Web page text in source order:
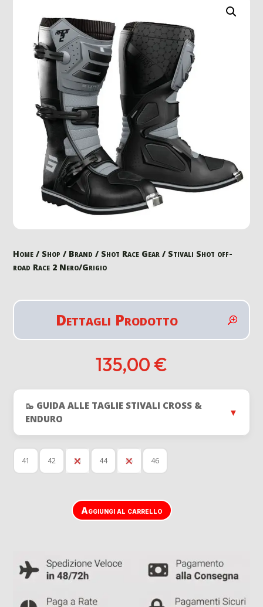
Home / Shop / Brand / Shot Race Gear / Stivali Shot off-
road Race 2 Nero/Grigio
Dettagli Prodotto
135,00 €
🥾 GUIDA ALLE TAGLIE STIVALI CROSS &
ENDURO
▼
41 42 43 44 45 46
Aggiungi al carrello